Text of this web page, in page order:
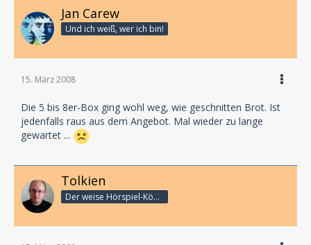
Jan Carew
Und ich weiß, wer ich bin!
15. März 2008
Die 5 bis 8er-Box ging wohl weg, wie geschnitten Brot. Ist
jedenfalls raus aus dem Angebot. Mal wieder zu lange
gewartet ...
Tolkien
Der weise Hörspiel-König